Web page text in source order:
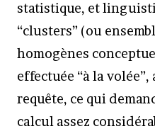
statistique, et
“clusters” (ou
homogènes
effectuée “à la volée”,
requête, ce qui
calcul assez